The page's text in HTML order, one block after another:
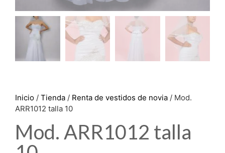
Inicio / Tienda / Renta de vestidos de novia / Mod.
ARR1012 talla 10
Mod. ARR1012 talla